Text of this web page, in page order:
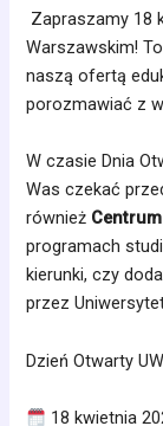
Zapraszamy 18
Warszawskim!
naszą ofertą
porozmawiać z
W czasie Dnia
Was czekać
również
programach
kierunki, czy
przez
Dzień Otwarty
18 kwietnia